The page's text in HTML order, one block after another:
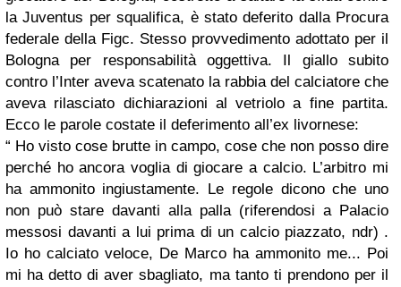
la Juventus per squalifica, è stato deferito dalla Procura
federale della Figc. Stesso provvedimento adottato per il
Bologna per responsabilità oggettiva. Il giallo subito
contro l’Inter aveva scatenato la rabbia del calciatore che
aveva rilasciato dichiarazioni al vetriolo a fine partita.
Ecco le parole costate il deferimento all’ex livornese:
“ Ho visto cose brutte in campo, cose che non posso dire
perché ho ancora voglia di giocare a calcio. L’arbitro mi
ha ammonito ingiustamente. Le regole dicono che uno
non può stare davanti alla palla (riferendosi a Palacio
messosi davanti a lui prima di un calcio piazzato, ndr) .
Io ho calciato veloce, De Marco ha ammonito me... Poi
mi ha detto di aver sbagliato, ma tanto ti prendono per il